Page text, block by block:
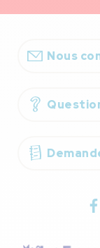
Nous